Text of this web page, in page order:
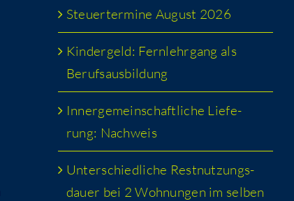
Steu­er­ter­mi­ne August 2026
Kin­der­geld: Fern­lehr­gang als
Berufsausbildung
Inner­ge­mein­schaft­li­che Lie­fe­
rung: Nachweis
Unter­schied­li­che Rest­nut­zungs­
dau­er bei 2 Woh­nun­gen im sel­ben